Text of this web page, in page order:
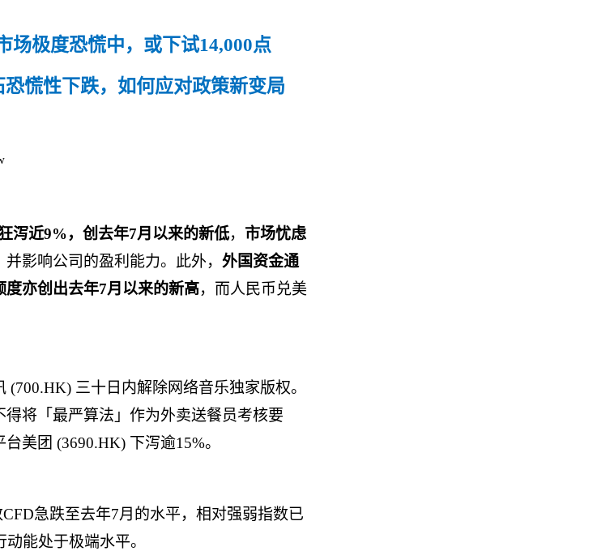
场极度恐慌中 ，或下试14,000点
泻近9%，创去年7月以来的新低， 市场忧虑
并影响公司的盈利能力。此外，外国资金通
度亦创出去年7月以来的新高，而人民币兑美
(700.HK) 三十日内解除网络音乐独家版权。
得将「最严算法」作为外卖送餐员考核要
台美团(3690.HK) 下泻逾15%。
CFD急跌至去年7月的水平，相对强弱指数已
动能处于极端水平。